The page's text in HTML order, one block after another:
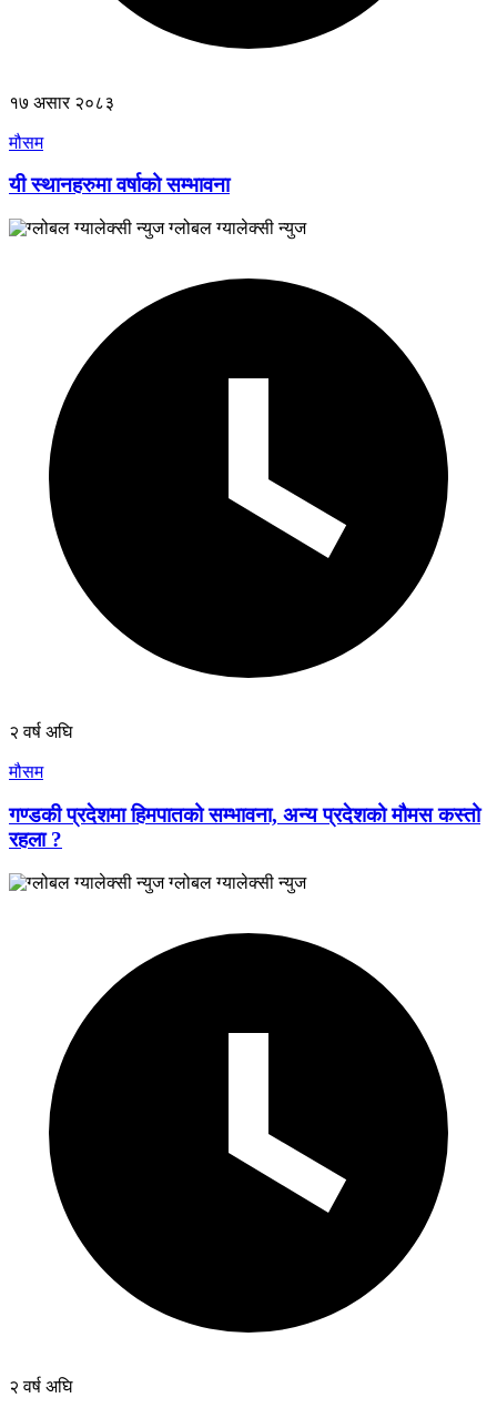
१७ असार २०८३
मौसम
यी स्थानहरुमा वर्षाको सम्भावना
ग्लोबल ग्यालेक्सी न्युज
२ वर्ष अघि
मौसम
गण्डकी प्रदेशमा हिमपातको सम्भावना, अन्य प्रदेशको मौमस कस्तो
रहला ?
ग्लोबल ग्यालेक्सी न्युज
२ वर्ष अघि